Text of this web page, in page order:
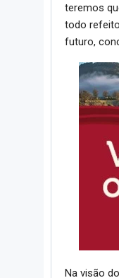
teremos
todo
futuro,
Na visão